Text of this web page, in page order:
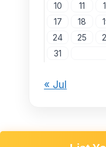
10 11
17
18
24
25
31
« Jul